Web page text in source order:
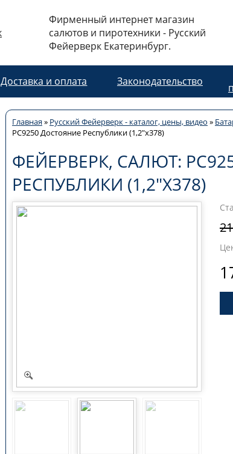
Фирменный интернет магазин
салютов и пиротехники - Русский
Фейерверк Екатеринбург.
Доставка и оплата Законодательство
Главная» Русский Фейерверк - каталог, цены, видео »
РС9250 Достояние Республики (1,2"х378)
ФЕЙЕРВЕРК, САЛЮТ:
РЕСПУБЛИКИ (1,2"Х378)